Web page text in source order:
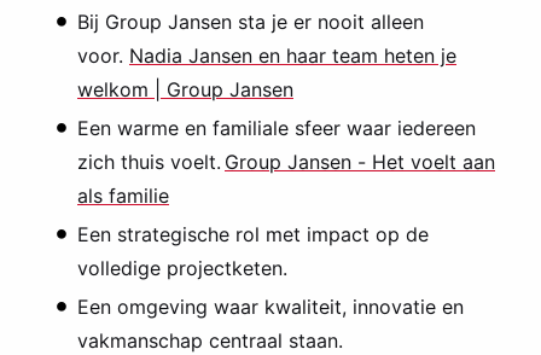
Bij Group Jansen sta je er nooit alleen
voor. Nadia Jansen en haar team heten je
welkom | Group Jansen
Een warme en familiale sfeer waar iedereen
zich thuis voelt. Group Jansen - Het voelt aan
als familie
Een strategische rol met impact op de
volledige projectketen.
Een omgeving waar kwaliteit, innovatie en
vakmanschap centraal staan.